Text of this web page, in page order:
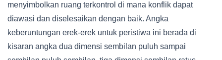
menyimbolkan ruang terkontrol di mana konflik dapat
diawasi dan diselesaikan dengan baik. Angka
keberuntungan erek-erek untuk peristiwa ini berada di
kisaran angka dua dimensi sembilan puluh sampai